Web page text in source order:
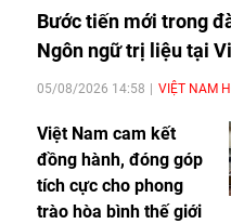
Bước tiến mới trong
Ngôn ngữ trị liệu tại
05/08/2026 14:58 VIỆT NAM
Việt Nam cam kết
đồng hành, đóng góp
tích cực cho phong
trào hòa bình thế giới